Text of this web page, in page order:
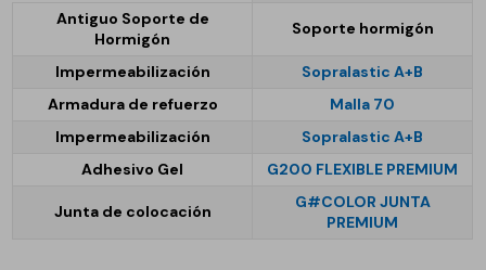
Antiguo Soporte de
Hormigón
Soporte hormigón
Impermeabilización
Sopralastic A+B
Armadura de refuerzo
Malla 70
Impermeabilización
Sopralastic A+B
Adhesivo Gel
G200 FLEXIBLE PREMIUM
Junta de colocación
G#COLOR JUNTA
PREMIUM